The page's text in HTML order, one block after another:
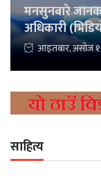
मनसुनबारे
अधिकारी
आइतबार, असोज
साहित्य